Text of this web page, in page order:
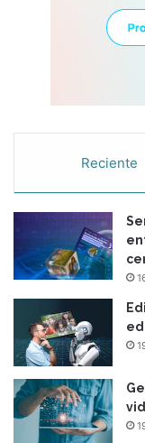
Reciente